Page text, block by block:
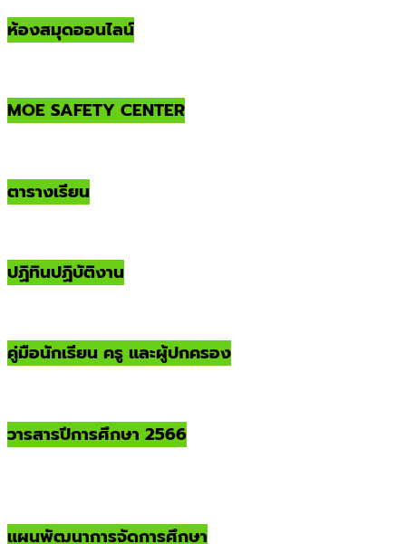
ห้องสมุดออนไลน์
MOE SAFETY CENTER
ตารางเรียน
ปฏิทินปฏิบัติงาน
คู่มือนักเรียน ครู และผู้ปกครอง
วารสารปีการศึกษา 2566
แผนพัฒนาการจัดการศึกษา